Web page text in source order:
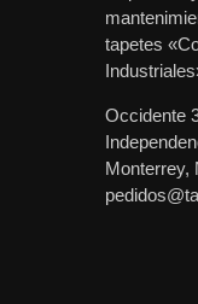
tapetes
Occidente
Monterrey,